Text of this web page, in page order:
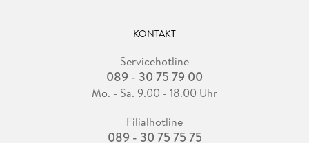
KONTAKT
Servicehotline
089 - 30 75 79 00
Mo. - Sa. 9.00 - 18.00 Uhr
Filialhotline
089 - 30 75 75 75